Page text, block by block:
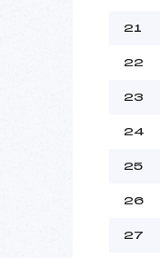
21
22
23
24
25
26
27